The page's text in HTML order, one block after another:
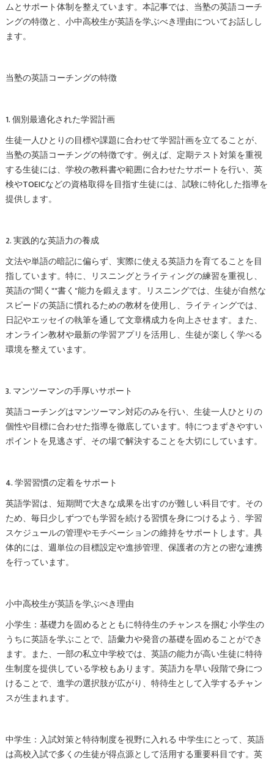
ムとサポート体制を整えています。本記事では、当塾の英語コーチ
ングの特徴と、小中高校生が英語を学ぶべき理由についてお話しし
ます。
当塾の英語コーチングの特徴
1. 個別最適化された学習計画
生徒一人ひとりの目標や課題に合わせて学習計画を立てることが、
当塾の英語コーチングの特徴です。例えば、定期テスト対策を重視
する生徒には、学校の教科書や範囲に合わせたサポートを行い、英
検やTOEICなどの資格取得を目指す生徒には、試験に特化した指導を
提供します。
2. 実践的な英語力の養成
文法や単語の暗記に偏らず、実際に使える英語力を育てることを目
指しています。特に、リスニングとライティングの練習を重視し、
英語の"聞く""書く"能力を鍛えます。リスニングでは、生徒が自然な
スピードの英語に慣れるための教材を使用し、ライティングでは、
日記やエッセイの執筆を通して文章構成力を向上させます。また、
オンライン教材や最新の学習アプリを活用し、生徒が楽しく学べる
環境を整えています。
3. マンツーマンの手厚いサポート
英語コーチングはマンツーマン対応のみを行い、生徒一人ひとりの
個性や目標に合わせた指導を徹底しています。特につまずきやすい
ポイントを見逃さず、その場で解決することを大切にしています。
4. 学習習慣の定着をサポート
英語学習は、短期間で大きな成果を出すのが難しい科目です。その
ため、毎日少しずつでも学習を続ける習慣を身につけるよう、学習
スケジュールの管理やモチベーションの維持をサポートします。具
体的には、週単位の目標設定や進捗管理、保護者の方との密な連携
を行っています。
小中高校生が英語を学ぶべき理由
小学生：基礎力を固めるとともに特待生のチャンスを掴む 小学生の
うちに英語を学ぶことで、語彙力や発音の基礎を固めることができ
ます。また、一部の私立中学校では、英語の能力が高い生徒に特待
生制度を提供している学校もあります。英語力を早い段階で身につ
けることで、進学の選択肢が広がり、特待生として入学するチャン
スが生まれます。
中学生：入試対策と特待制度を視野に入れる 中学生にとって、英語
は高校入試で多くの生徒が得点源として活用する重要科目です。英